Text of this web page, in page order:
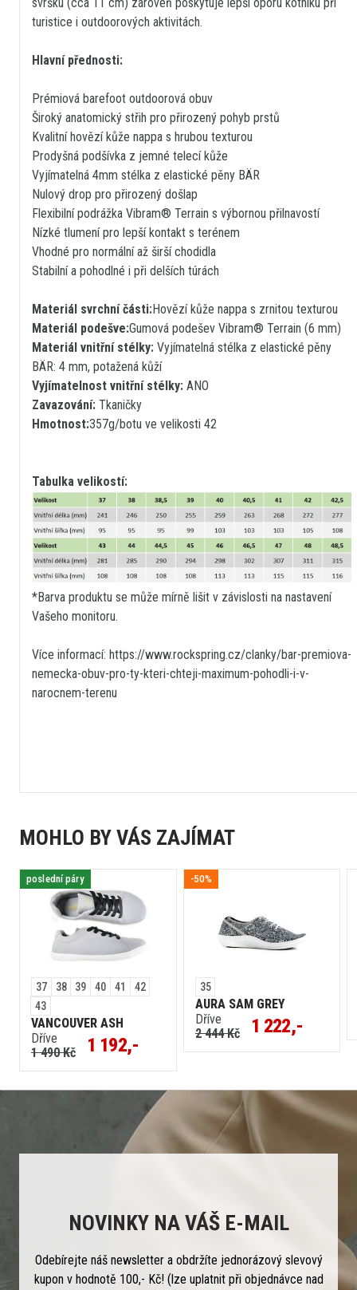
turistice i outdoorových aktivitách.
Hlavní přednosti:
Prémiová barefoot outdoorová obuv
Široký anatomický střih pro přirozený pohyb prstů
Kvalitní hovězí kůže nappa s hrubou texturou
Prodyšná podšívka z jemné telecí kůže
Vyjímatelná 4mm stélka z elastické pěny BÄR
Nulový drop pro přirozený došlap
Flexibilní podrážka Vibram® Terrain s výbornou přilnavostí
Nízké tlumení pro lepší kontakt s terénem
Vhodné pro normální až širší chodidla
Stabilní a pohodlné i při delších túrách
Materiál svrchní části:Hovězí kůže nappa s zrnitou texturou
Materiál podešve:Gumová podešev Vibram® Terrain (6 mm)
Materiál vnitřní stélky: Vyjímatelná stélka z elastické pěny
BÄR: 4 mm, potažená kůží
Vyjímatelnost vnitřní stélky: ANO
Zavazování: Tkaničky
Hmotnost:357g/botu ve velikosti 42
Tabulka velikostí:
*Barva produktu se může mírně lišit v závislosti na nastavení
Vašeho monitoru.
Více informací: https://www.rockspring.cz/clanky/bar-premiova-
nemecka-obuv-pro-ty-kteri-chteji-maximum-pohodli-i-v-
narocnem-terenu
MOHLO BY VÁS ZAJÍMAT
poslední páry
37 38 39 40 41
42
43
VANCOUVER ASH
Dříve
1 490 Kč
1 192,-
-50%
35
AURA SAM GREY
Dříve
2 444 Kč
1 222,-
NOVINKY NA VÁŠ E-MAIL
Odebírejte náš newsletter a obdržíte jednorázový slevový
kupon v hodnotě 100,- Kč! (lze uplatnit při objednávce nad